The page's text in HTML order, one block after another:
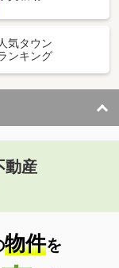
気タウン
ンキング
動産
物件を